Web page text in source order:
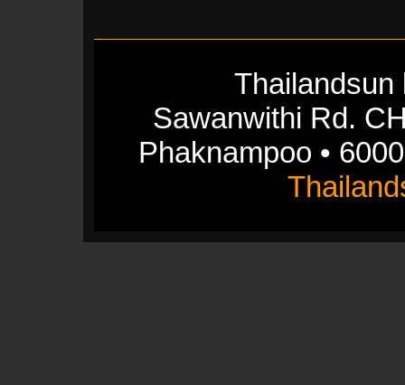
Thailandsun
Sawanwithi Rd.
Phaknampoo •